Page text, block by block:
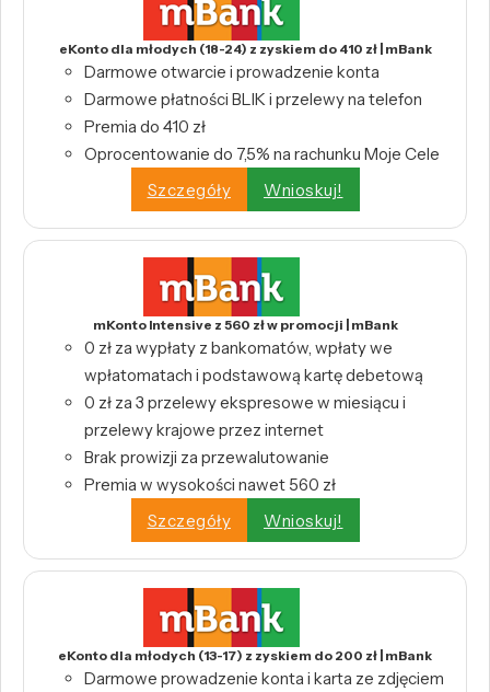
eKonto dla młodych (18-24) z zyskiem do 410 zł | mBank
Darmowe otwarcie i prowadzenie konta
Darmowe płatności BLIK i przelewy na telefon
Premia do 410 zł
Oprocentowanie do 7,5% na rachunku Moje Cele
Szczegóły
Wnioskuj!
mKonto Intensive z 560 zł w promocji | mBank
0 zł za wypłaty z bankomatów, wpłaty we
wpłatomatach i podstawową kartę debetową
0 zł za 3 przelewy ekspresowe w miesiącu i
przelewy krajowe przez internet
Brak prowizji za przewalutowanie
Premia w wysokości nawet 560 zł
Szczegóły
Wnioskuj!
eKonto dla młodych (13-17) z zyskiem do 200 zł | mBank
Darmowe prowadzenie konta i karta ze zdjęciem